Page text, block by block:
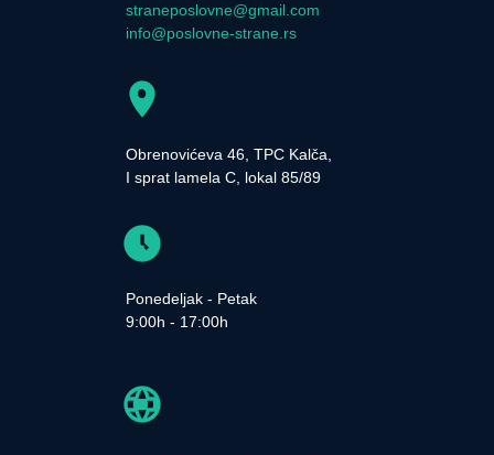
straneposlovne@gmail.com
info@poslovne-strane.rs
Obrenovićeva 46, TPC Kalča,
I sprat lamela C, lokal 85/89
Ponedeljak - Petak
9:00h - 17:00h